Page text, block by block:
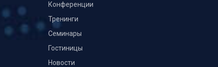
Конференции
Тренинги
Семинары
Гостиницы
Новости